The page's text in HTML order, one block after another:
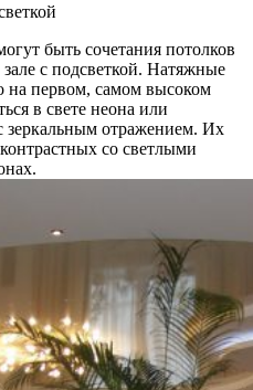
быть сочетания потолков
с подсветкой. Натяжные
на первом, самом высоком
в свете неона или
зеркальным отражением. Их
со светлыми